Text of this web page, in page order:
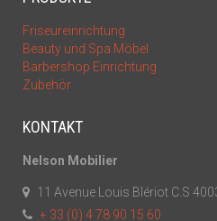
Friseureinrichtung
Beauty und Spa Möbel
Barbershop Einrichtung
Zubehör
KONTAKT
Nelson Mobilier
11 Avenue Louis Blériot C.S
+ 33 (0) 4 78 90 15 60